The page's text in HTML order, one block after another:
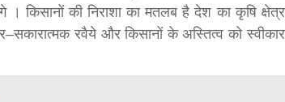
। किसानों की निराशा का मतलब है देश का कृषि क्षेत्र
रवैये और किसानों के अस्तित्व को स्वीकार